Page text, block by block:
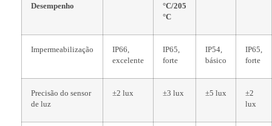
Desempenho
°C/205
°C
Impermeabilização
IP66,
excelente
IP65,
forte
IP54,
básico
IP65,
forte
Precisão do sensor
de luz
±2 lux ±3 lux ±5 lux
±2
lux